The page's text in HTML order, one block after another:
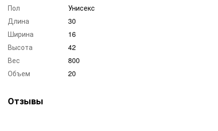
Пол
Унисекс
Длина
30
Ширина
16
Высота
42
Вес
800
Объем
20
Отзывы